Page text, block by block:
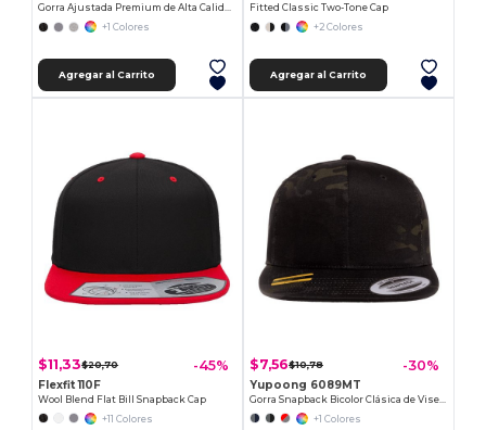
Gorra Ajustada Premium de Alta Calidad
+1 Colores
Agregar al Carrito
Fitted Classic Two-Tone Cap
+2 Colores
Agregar al Carrito
$11,33$20,70 -45%
Flexfit 110F
Wool Blend Flat Bill Snapback Cap
+11 Colores
$7,56$10,78 -30%
Yupoong 6089MT
Gorra Snapback Bicolor Clásica de Visera Plana
+1 Colores